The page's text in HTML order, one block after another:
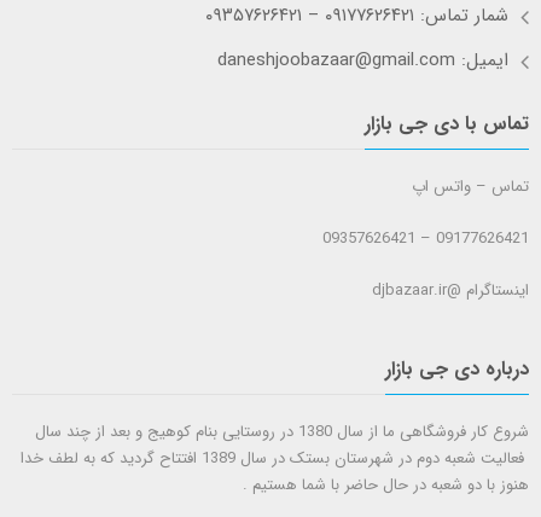
شمار تماس: ۰۹۱۷۷۶۲۶۴۲۱ – ۰۹۳۵۷۶۲۶۴۲۱
ایمیل: daneshjoobazaar@gmail.com
تماس با دی جی بازار
تماس – واتس اپ
09177626421 – 09357626421
اینستاگرام @djbazaar.ir
درباره دی جی بازار
شروع کار فروشگاهی ما از سال 1380 در روستایی بنام کوهیج و بعد از چند سال
فعالیت شعبه دوم در شهرستان بستک در سال 1389 افتتاح گردید که به لطف خدا
هنوز با دو شعبه در حال حاضر با شما هستيم .